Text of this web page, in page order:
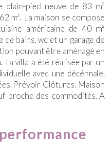
plain-pied neuve de 83 m²
m². La maison se compose
américaine de 40 m²
de bains, wc et un garage de
pouvant être aménagé en
La villa a été réalisée par un
avec une décénnale.
Prévoir Clôtures. Maison
proche des commodités. A
performance